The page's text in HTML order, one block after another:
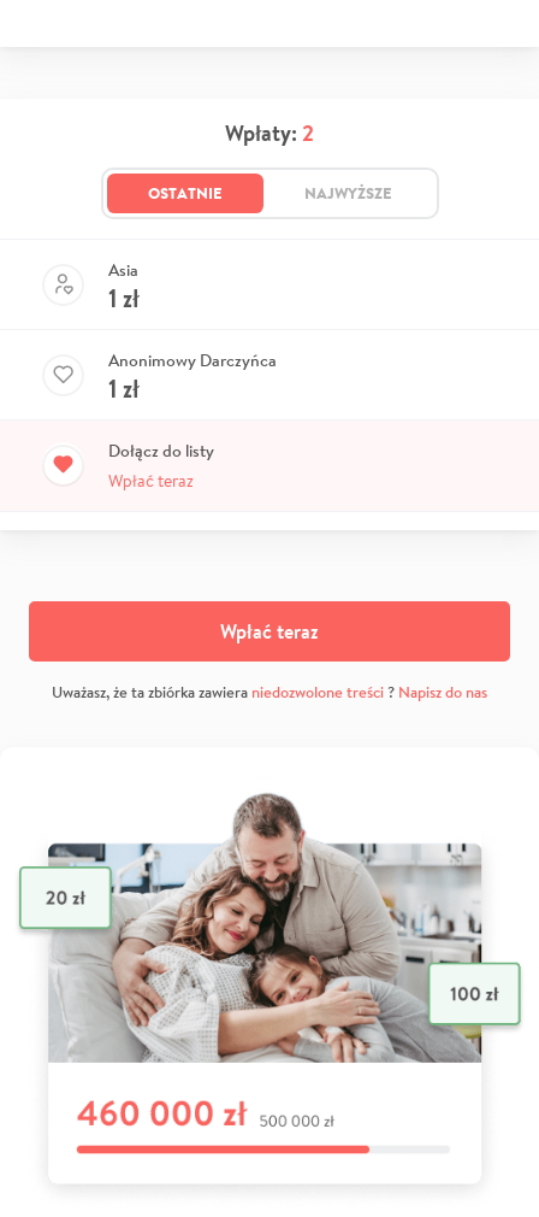
Wpłaty: 2
OSTATNIE NAJWYŻSZE
Asia
1 zł
Anonimowy Darczyńca
1 zł
Dołącz do listy
Wpłać teraz
Wpłać teraz
Uważasz, że ta zbiórka zawiera niedozwolone treści? Napisz do nas